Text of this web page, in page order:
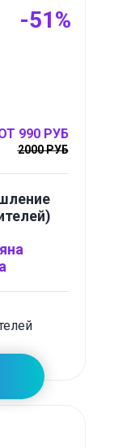
990 РУБ
2000 РУБ
-51%